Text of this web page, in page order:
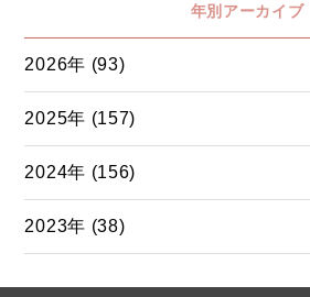
年別アーカイブ
2026年 (93)
2025年 (157)
2024年 (156)
2023年 (38)